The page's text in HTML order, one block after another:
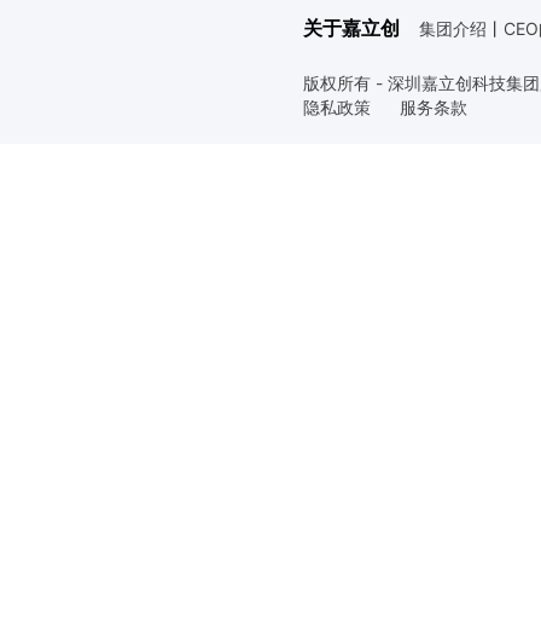
关于嘉立创 集团介绍 丨
版权所有 - 深圳嘉立创科技集
隐私政策
服务条款